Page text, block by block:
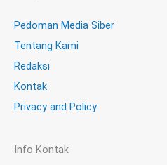
Pedoman Media Siber
Tentang Kami
Redaksi
Kontak
Privacy and Policy
Info Kontak